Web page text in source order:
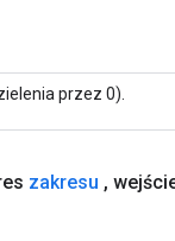
przez 0).
zakresu ,